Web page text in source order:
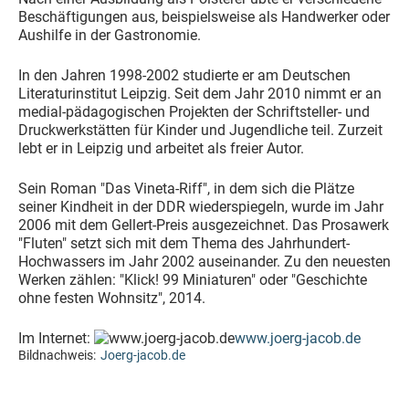
Beschäftigungen aus, beispielsweise als Handwerker oder
Aushilfe in der Gastronomie.
In den Jahren 1998-2002 studierte er am Deutschen
Literaturinstitut Leipzig. Seit dem Jahr 2010 nimmt er an
medial-pädagogischen Projekten der Schriftsteller- und
Druckwerkstätten für Kinder und Jugendliche teil. Zurzeit
lebt er in Leipzig und arbeitet als freier Autor.
Sein Roman "Das Vineta-Riff", in dem sich die Plätze
seiner Kindheit in der DDR wiederspiegeln, wurde im Jahr
2006 mit dem Gellert-Preis ausgezeichnet. Das Prosawerk
"Fluten" setzt sich mit dem Thema des Jahrhundert-
Hochwassers im Jahr 2002 auseinander. Zu den neuesten
Werken zählen: "Klick! 99 Miniaturen" oder "Geschichte
ohne festen Wohnsitz", 2014.
Im Internet: www.joerg-jacob.de
Bildnachweis: Joerg-jacob.de